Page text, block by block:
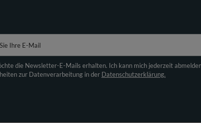
Ihre E-Mail
die Newsletter-E-Mails erhalten. Ich kann mich jederzeit
zur Datenverarbeitung in der Datenschutzerklärung.